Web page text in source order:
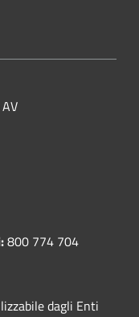
800 774 704
dagli Enti